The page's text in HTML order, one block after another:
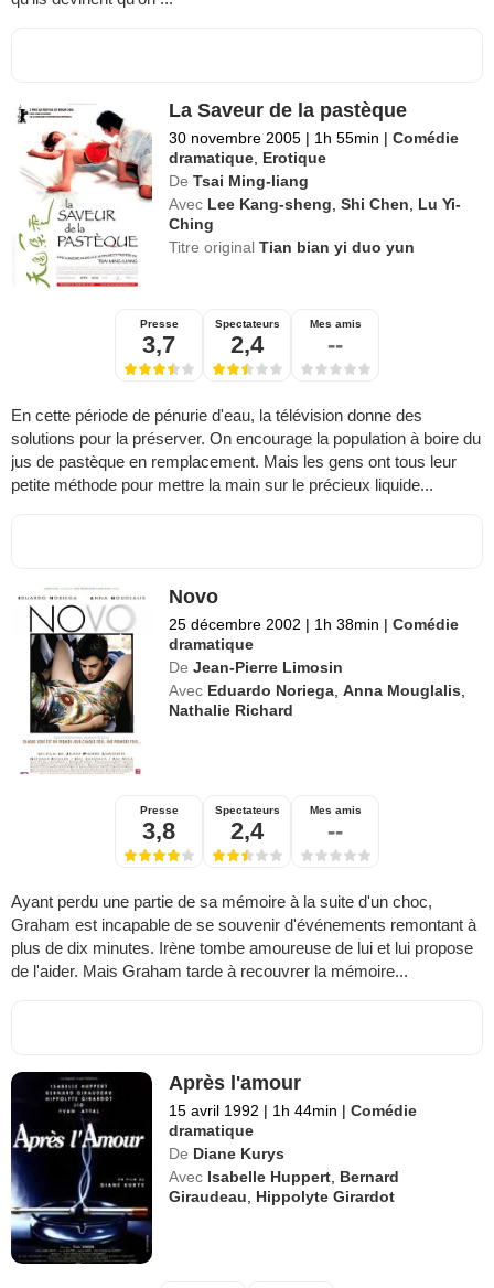
La Saveur de la pastèque
30 novembre 2005 | 1h 55min | Comédie
dramatique Erotique
De Tsai Ming-liang
Avec Lee Kang-sheng ,Shi Chen
Lu Yi-
Ching
Titre originalTian bian yi duo yun
Presse
3,7
Spectateurs
2,4
Mes amis
--
En cette période de pénurie d'eau, la télévision donne des
solutions pour la préserver. On encourage la population à boire du
jus de pastèque en remplacement. Mais les gens ont tous leur
petite méthode pour mettre la main sur le précieux liquide...
Novo
25 décembre 2002 | 1h 38min | Comédie
dramatique
De Jean-Pierre Limosin
Avec Eduardo Noriega ,Anna Mouglalis
Nathalie Richard
Presse
3,8
Spectateurs
2,4
Mes amis
--
Ayant perdu une partie de sa mémoire à la suite d'un choc,
Graham est incapable de se souvenir d'événements remontant à
plus de dix minutes. Irène tombe amoureuse de lui et lui propose
de l'aider. Mais Graham tarde à recouvrer la mémoire...
Après l'amour
15 avril 1992 | 1h 44min | Comédie
dramatique
De Diane Kurys
Avec Isabelle Huppert Bernard
Giraudeau
Hippolyte Girardot